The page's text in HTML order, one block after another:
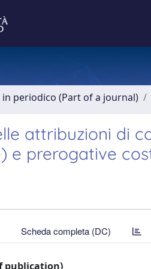
periodico (Part of a journal)
attribuzioni di
e prerogative
Scheda completa (DC)
publication)